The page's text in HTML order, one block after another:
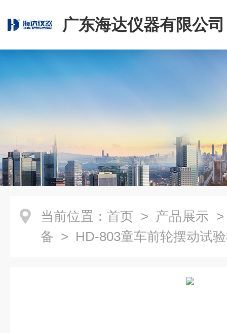
广东海达仪器有限公司
当前位置： 首页 > 产品展示
备 > HD-803童车前轮摆动试